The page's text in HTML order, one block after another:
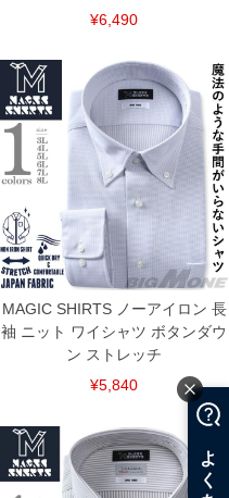
¥6,490
MAGIC SHIRTS ノーアイロン 長
袖 ニット ワイシャツ ボタンダウ
ン ストレッチ
¥5,840